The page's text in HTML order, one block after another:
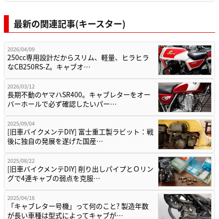
最新の関連記事(キースター)
2026/04/09
250cc専用設計だからスリム、軽量、ヒラヒラ
なCB250RS-Z。キャブオ…
2026/03/12
長期不動のヤマハSR400。キャブレターをオー
バーホールで必ず確認したいパー…
2025/09/04
[旧車バイクメンテDIY] 富士重工製ラビット：戦
後に独自の発展を遂げた国産…
2025/08/22
[旧車バイクメンテDIY] 削り出しパイプとＯリン
グで4連キャブの弱点を克服…
2025/04/16
「キャブレター号機」って何のこと? 製造年数
が長い車種は型式によってキャブが…